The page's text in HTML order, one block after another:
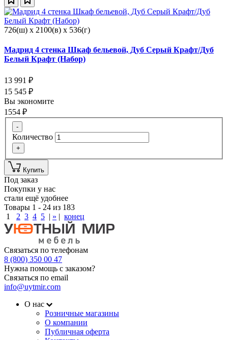
726(ш) x 2100(в) x 536(г)
Мадрид 4 стенка Шкаф бельевой, Дуб Серый Крафт/Дуб
Белый Крафт (Набор)
13 991 ₽
15 545 ₽
Вы экономите
1554 ₽
-
Количество
+
Купить
Под заказ
Покупки у нас
стали ещё удобнее
Товары 1 - 24 из 183
1
2 3 4 5 | » | конец
Связаться по телефонам
8 (800) 350 00 47
Нужна помощь с заказом?
Связаться по email
info@uytmir.com
О нас
Розничные магазины
О компании
Публичная оферта